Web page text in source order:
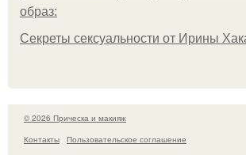
образ:
Секреты сексуальности от Ирины
© 2026 Прическа и макияж
Контакты
Пользовательское соглашение